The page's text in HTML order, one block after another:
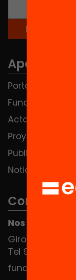
Apartados
Portada
Fundación
Actos
Proyectos
Publicaciones y
Noticias
Contacto
Nos puedes
Girona 34,
Tel 934 588 700